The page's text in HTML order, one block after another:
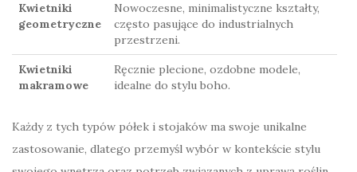
Kwietniki
geometryczne
Nowoczesne, minimalistyczne kształty,
często pasujące do industrialnych
przestrzeni.
Kwietniki
makramowe
Ręcznie plecione, ozdobne modele,
idealne do stylu boho.
Każdy z tych typów półek i stojaków ma swoje unikalne
zastosowanie, dlatego przemyśl wybór w kontekście stylu